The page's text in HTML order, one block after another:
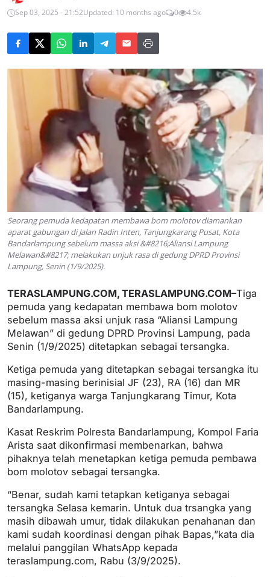
Sep 03, 2025 - 21:52Updated: 10 months ago 0 4.5k
Seorang pemuda kedapatan membawa bom molotov diamankan
aparat gabungan di Jalan Radin Inten, Tanjungkarang Pusat, Kota
Bandarlampung sebelum massa aksi &#8216;Aliansi Lampung
Melawan&#8217; melakukan unjuk rasa di gedung DPRD Provinsi
Lampung, Senin (1/9/2025).
TERASLAMPUNG.COM, TERASLAMPUNG.COM–Tiga
pemuda yang kedapatan membawa bom molotov
sebelum massa aksi unjuk rasa “Aliansi Lampung
Melawan” di gedung DPRD Provinsi Lampung, pada
Senin (1/9/2025) ditetapkan sebagai tersangka.
Ketiga pemuda yang ditetapkan sebagai tersangka itu
masing-masing berinisial JF (23), RA (16) dan MR
(15), ketiganya warga Tanjungkarang Timur, Kota
Bandarlampung.
Kasat Reskrim Polresta Bandarlampung, Kompol Faria
Arista saat dikonfirmasi membenarkan, bahwa
pihaknya telah menetapkan ketiga pemuda pembawa
bom molotov sebagai tersangka.
“Benar, sudah kami tetapkan ketiganya sebagai
tersangka Selasa kemarin. Untuk dua trsangka yang
masih dibawah umur, tidak dilakukan penahanan dan
kami sudah koordinasi dengan pihak Bapas,”kata dia
melalui panggilan WhatsApp kepada
teraslampung.com, Rabu (3/9/2025).